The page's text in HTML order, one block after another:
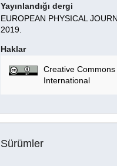
Yayınlandığı dergi
EUROPEAN PHYSICAL
2019.
Haklar
Creative
International
Sürümler